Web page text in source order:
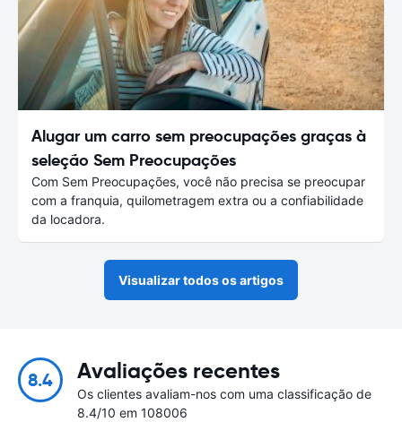
Alugar um carro sem preocupações graças à
seleção Sem Preocupações
Com Sem Preocupações, você não precisa se preocupar
com a franquia, quilometragem extra ou a confiabilidade
da locadora.
Visualizar todos os artigos
8.4 Avaliações recentes
Os clientes avaliam-nos com uma classificação de
8.4/10 em 108006